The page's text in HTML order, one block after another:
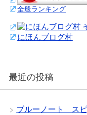
全般ランキング
にほんブログ村
最近の投稿
ブルーノート スピ